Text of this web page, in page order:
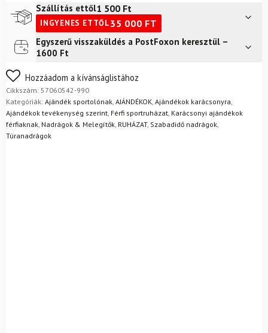
béléssel
ICEPEAK
Argo
Black
Szállítás ettől1 500 Ft
INGYENES ETTŐL35 000 FT
Futár a címre2 400
FoxPost
Egyszerű visszaküldés a PostFoxon keresztül –
1600 Ft
Nem biztos a választásában? Semmi gond – a terméket
egyszerűen visszaküldheti 14 napon belül, indoklás nélkül.
Mik a visszaküldés feltételei?
Hozzáadom a kívánságlistához
Cikkszám: 57060542-990
Kategóriák: Ajándék sportolónak AJÁNDÉKOK Ajándékok karácsonyra
Ajándékok tevékenység szerint Férfi sportruházat Karácsonyi ajándékok
férfiaknak Nadrágok & Melegítők RUHÁZAT, Szabadidő nadrágok
Túranadrágok